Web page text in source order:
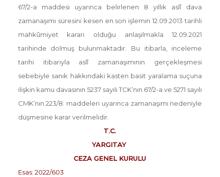
67/2-a maddesi uyarınca belirlenen 8 yıllık aslî dava
zamanaşımı süresini kesen en son işlemin 12.09.2013 tarihli
mahkûmiyet kararı olduğu anlaşılmakla 12.09.2021
tarihinde dolmuş bulunmaktadır. Bu itibarla, inceleme
tarihi itibarıyla aslî zamanaşımının gerçekleşmesi
sebebiyle sanık hakkındaki kasten basit yaralama suçuna
ilişkin kamu davasının 5237 sayılı TCK’nın 67/2-a ve 5271 sayılı
CMK’nın 223/8. maddeleri uyarınca zamanaşımı nedeniyle
düşmesine karar verilmelidir.
T.C.
YARGITAY
CEZA GENEL KURULU
Esas: 2022/603